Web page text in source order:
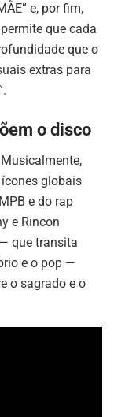
e, por fim,
que cada
que o
extras para
o disco
globais
e do rap
e Rincon
que transita
e o pop —
o sagrado e o